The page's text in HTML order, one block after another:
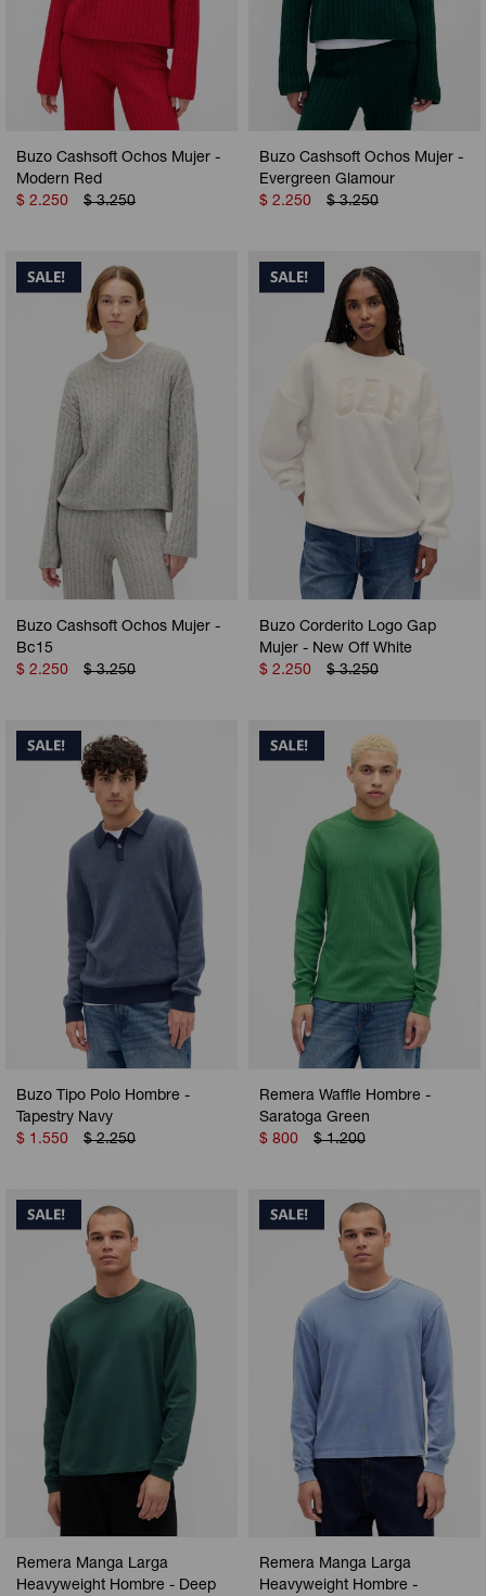
Buzo Cashsoft Ochos Mujer -
Modern Red
$ 2.250 $ 3.250
Buzo Cashsoft Ochos Mujer -
Evergreen Glamour
$ 2.250 $ 3.250
Buzo Cashsoft Ochos Mujer -
Bc15
$ 2.250 $ 3.250
Buzo Corderito Logo Gap
Mujer - New Off White
$ 2.250 $ 3.250
Buzo Tipo Polo Hombre -
Tapestry Navy
$ 1.550 $ 2.250
Remera Waffle Hombre -
Saratoga Green
$ 800 $ 1.200
Remera Manga Larga
Heavyweight Hombre - Deep
Remera Manga Larga
Heavyweight Hombre -